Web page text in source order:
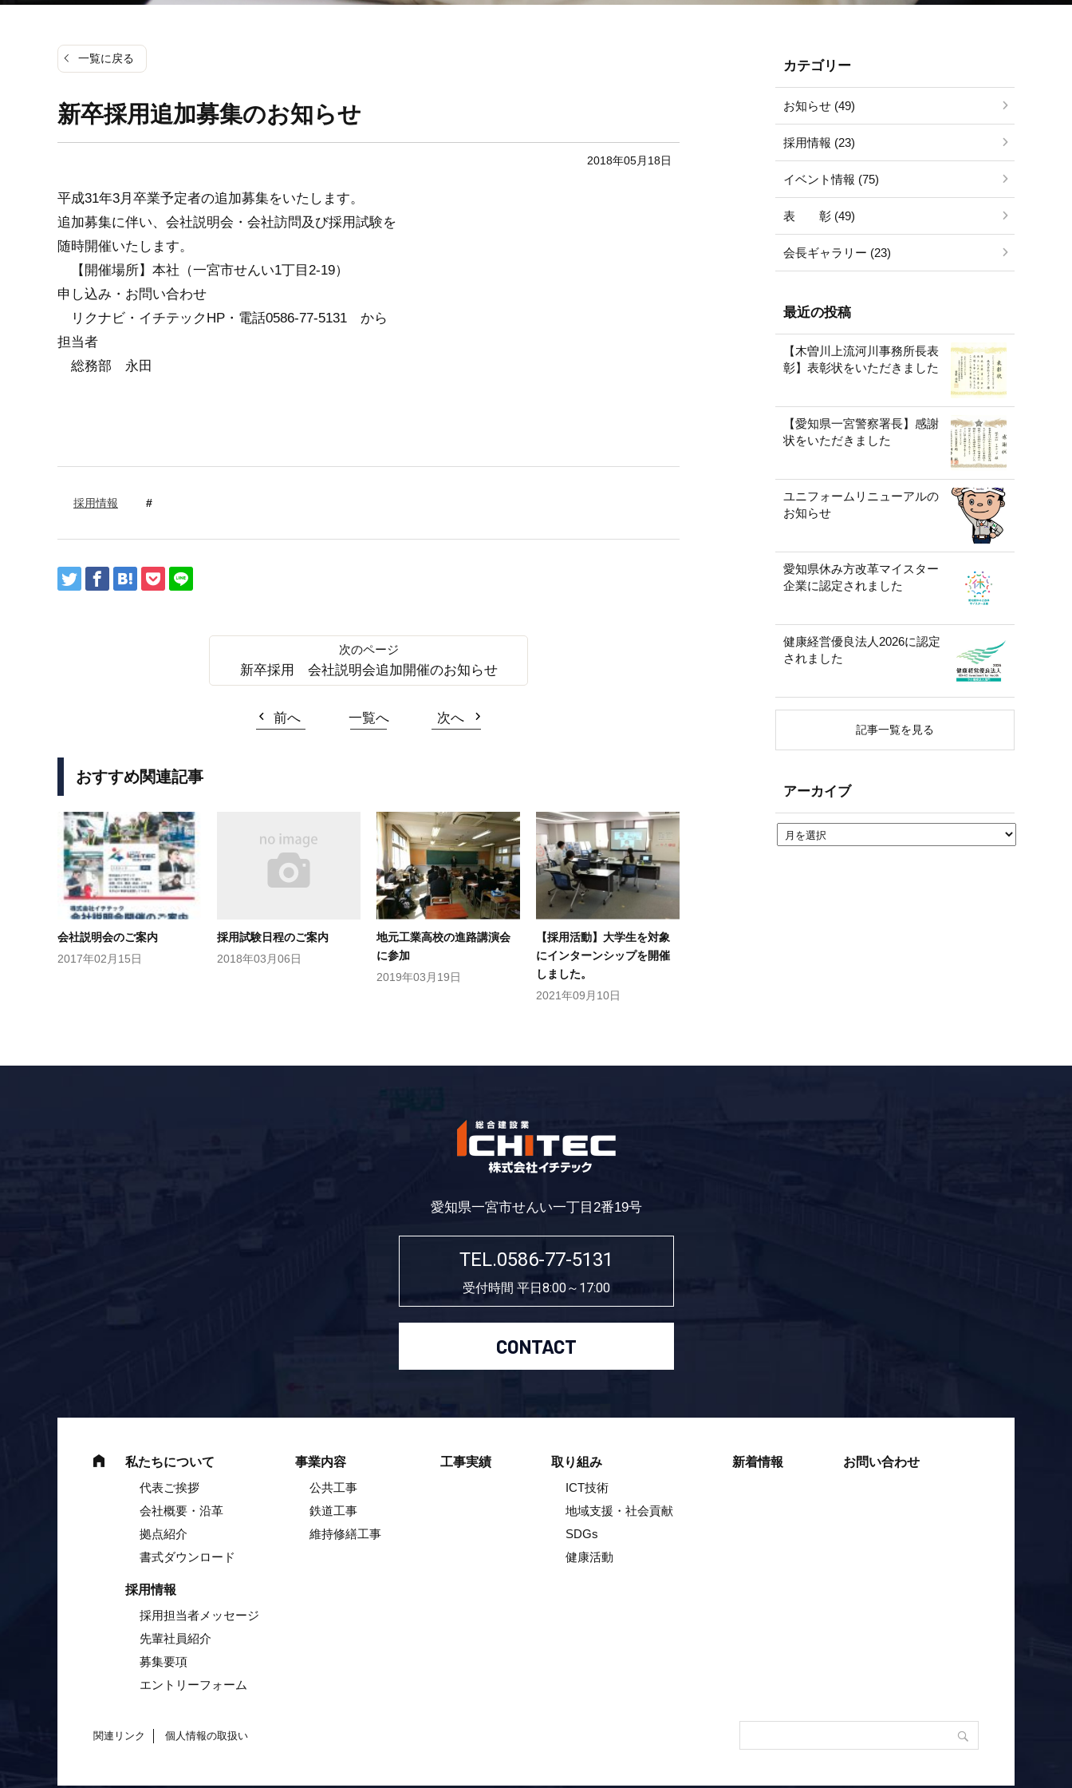
一覧に戻る
新卒採用追加募集のお知らせ
2018年05月18日
平成31年3月卒業予定者の追加募集をいたします。
追加募集に伴い、会社説明会・会社訪問及び採用試験を
随時開催いたします。
【開催場所】本社（一宮市せんい1丁目2-19）
申し込み・お問い合わせ
リクナビ・イチテックHP・電話0586-77-5131 から
担当者
総務部 永田
採用情報
新卒採用 会社説明会追加開催のお知らせ
前へ 一覧へ 次へ
おすすめ関連記事
会社説明会のご案内
2017年02月15日
採用試験日程のご案内
2018年03月06日
地元工業高校の進路講演会
に参加
2019年03月19日
【採用活動】大学生を対象
にインターンシップを開催
しました。
2021年09月10日
カテゴリー
お知らせ (49)
採用情報 (23)
イベント情報 (75)
表 彰 (49)
会長ギャラリー (23)
最近の投稿
【木曽川上流河川事務所長表
彰】表彰状をいただきました
【愛知県一宮警察署長】感謝
状をいただきました
ユニフォームリニューアルの
お知らせ
愛知県休み方改革マイスター
企業に認定されました
健康経営優良法人2026に認定
されました
記事一覧を見る
アーカイブ
愛知県一宮市せんい一丁目2番19号
TEL.0586-77-5131
受付時間 平日8:00～17:00
CONTACT
私たちについて
代表ご挨拶
会社概要・沿革
拠点紹介
書式ダウンロード
事業内容
公共工事
鉄道工事
維持修繕工事
工事実績
取り組み
ICT技術
地域支援・社会貢献
SDGs
健康活動
新着情報 お問い合わせ
採用情報
採用担当者メッセージ
先輩社員紹介
募集要項
エントリーフォーム
関連リンク 個人情報の取扱い